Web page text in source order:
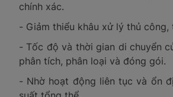
chính xác.
- Giảm thiểu khâu xử lý thủ
- Tốc độ và thời gian di chuyển
phân tích, phân loại và đóng gói.
- Nhờ hoạt động liên tục và ổn